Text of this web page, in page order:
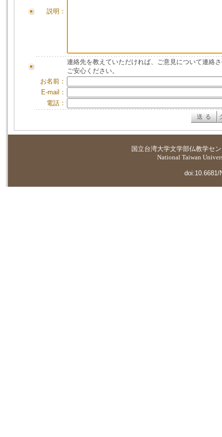
説明：
連絡先を教えていただければ、ご意見について連絡
ご安心ください。
お名前：
E-mail：
電話：
国立台湾大学文学部仏教学セ
National Taiwan
doi:10.6681/